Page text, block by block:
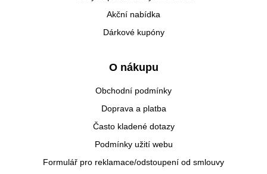
Akční nabídka
Dárkové kupóny
O nákupu
Obchodní podmínky
Doprava a platba
Často kladené dotazy
Podmínky užití webu
Formulář pro reklamace/odstoupení od smlouvy